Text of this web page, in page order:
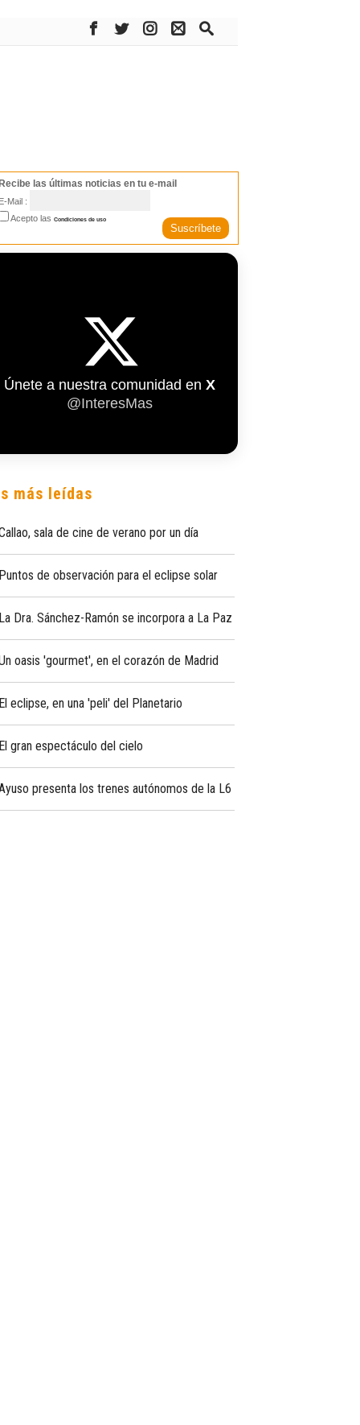
las últimas noticias en tu e-mail
Mail :
Acepto las Condiciones de uso
Únete a nuestra comunidad en X
@InteresMas
más leídas
sala de cine de verano por un día
de observación para el eclipse solar
Dra. Sánchez-Ramón se incorpora a La Paz
oasis 'gourmet', en el corazón de Madrid
eclipse, en una 'peli' del Planetario
gran espectáculo del cielo
presenta los trenes autónomos de la L6